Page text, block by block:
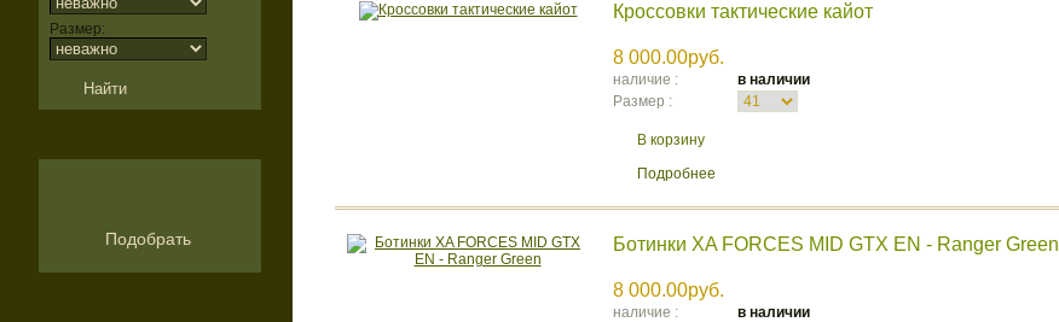
Размер:
Подобрать
Кроссовки тактические кайот
8 000.00руб.
наличие :
в наличии
Размер :
В корзину
Подробнее
Ботинки XA FORCES MID GTX EN - Ranger Green
8 000.00руб.
наличие :
в наличии